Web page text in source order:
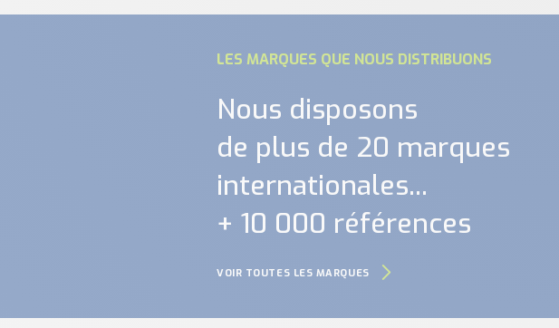
LES MARQUES QUE NOUS DISTRIBUONS
Nous disposons
de plus de 20 marques
internationales...
+ 10 000 références
VOIR TOUTES LES MARQUES